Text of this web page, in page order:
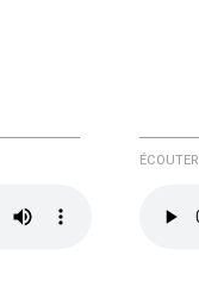
ÉCOUTER